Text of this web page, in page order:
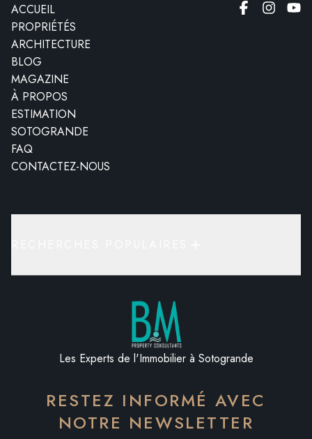
ACCUEIL
PROPRIÉTÉS
ARCHITECTURE
BLOG
MAGAZINE
À PROPOS
ESTIMATION
SOTOGRANDE
FAQ
CONTACTEZ-NOUS
Les Experts de l'Immobilier à Sotogrande
RESTEZ INFORMÉ AVEC
NOTRE NEWSLETTER